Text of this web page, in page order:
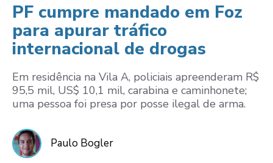
PF cumpre mandado em Foz
para apurar tráfico
internacional de drogas
Em residência na Vila A, policiais apreenderam R$
95,5 mil, US$ 10,1 mil, carabina e caminhonete;
uma pessoa foi presa por posse ilegal de arma.
Paulo Bogler